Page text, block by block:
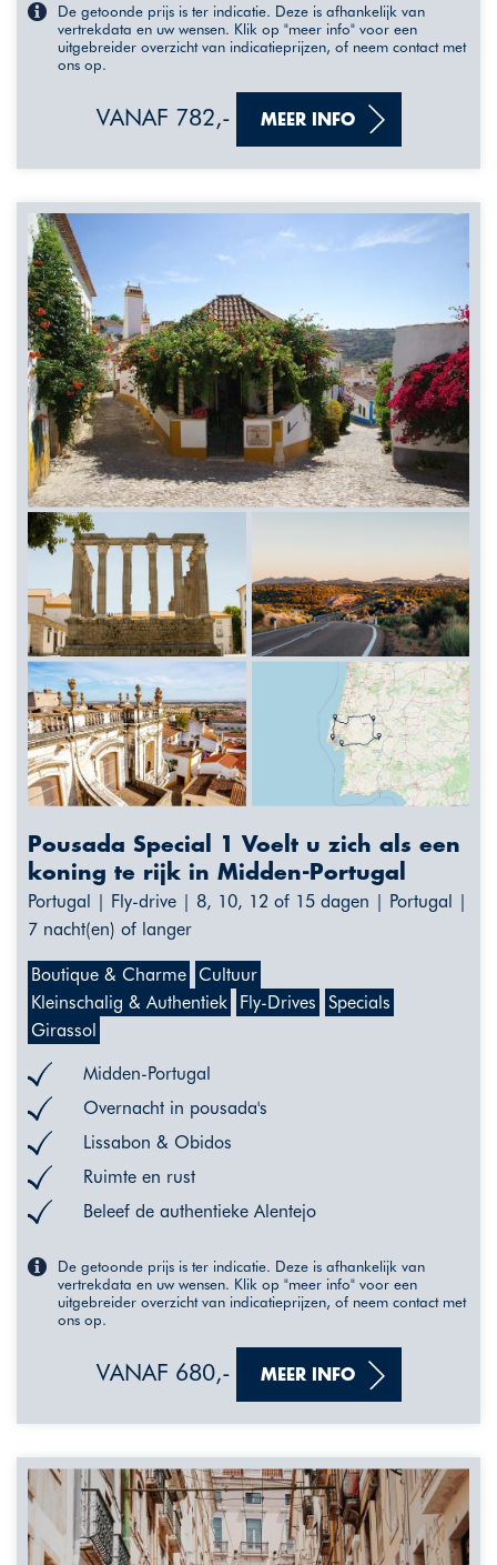
De getoonde prijs is ter indicatie. Deze is afhankelijk van
vertrekdata en uw wensen. Klik op "meer info" voor een
uitgebreider overzicht van indicatieprijzen, of neem contact met
ons op.
VANAF 782,- MEER INFO
Pousada Special 1 Voelt u zich als een
koning te rijk in Midden-Portugal
Portugal | Fly-drive | 8, 10, 12 of 15 dagen | Portugal |
7 nacht(en) of langer
Boutique & Charme Cultuur
Kleinschalig & Authentiek
Fly-Drives
Specials
Girassol
Midden-Portugal
Overnacht in pousada's
Lissabon & Obidos
Ruimte en rust
Beleef de authentieke Alentejo
De getoonde prijs is ter indicatie. Deze is afhankelijk van
vertrekdata en uw wensen. Klik op "meer info" voor een
uitgebreider overzicht van indicatieprijzen, of neem contact met
ons op.
VANAF 680,- MEER INFO